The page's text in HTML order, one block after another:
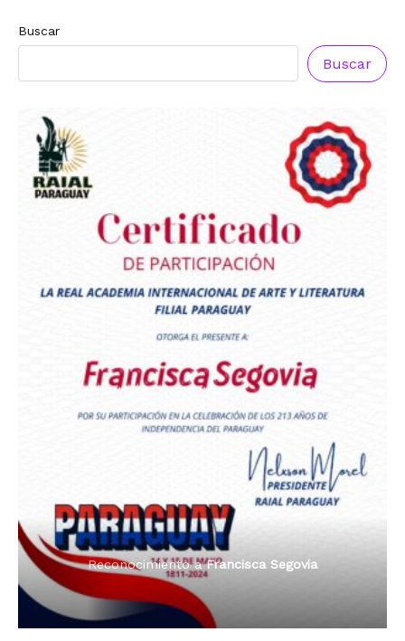
Buscar
Buscar
Dama de Oro 2024
Reconocimiento aFrancisca Segovia
Reconocimiento aFrancisca Segovia
Radio Tribuna Abierta
Radio Tribuna Abierta
Radio Oñondivepa Paraguay
Premio Orgullo Paraguayo
Reconocimiento aFrancisca Segovia